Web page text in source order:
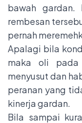
bawah gardan.
rembesan
pernah
Apalagi bila
maka oli pada
menyusut dan
peranan yang
kinerja gardan.
Bila sampai